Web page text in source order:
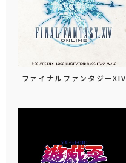
ファイナルファンタジーXIV